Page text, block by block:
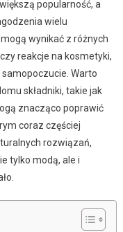
popularność, a
wielu
wynikać z różnych
reakcje na kosmetyki,
Warto
składniki, takie jak
znacząco poprawić
coraz częściej
rozwiązań,
tylko modą, ale i